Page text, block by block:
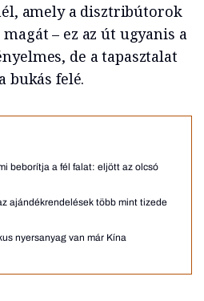
amely a disztribútorok
– ez az út ugyanis a
de a tapasztalat
bukás felé.
beborítja a fél falat: eljött az olcsó
ajándékrendelések több mint tizede
nyersanyag van már Kína